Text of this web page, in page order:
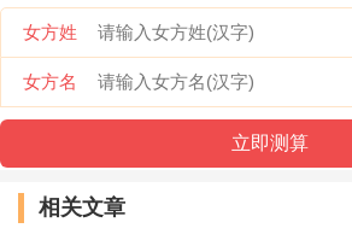
等待些什么、 | 执着些什么、
青春走向末路 | 爱情接近尾声
从开始就错了 | 错的一塌糊涂
女方姓
女方名
相关文章